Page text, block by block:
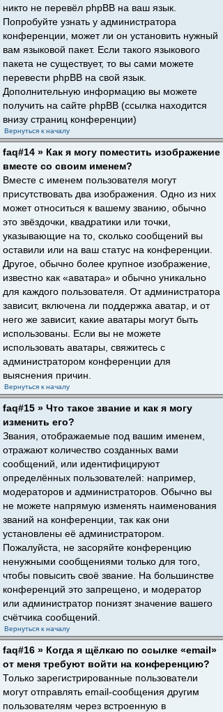
никто не перевёл phpBB на ваш язык.
Попробуйте узнать у администратора
конференции, может ли он установить нужный
вам языковой пакет. Если такого языкового
пакета не существует, то вы сами можете
перевести phpBB на свой язык.
Дополнительную информацию вы можете
получить на сайте phpBB (ссылка находится
внизу страниц конференции)
Вернуться к началу
faq#14 » Как я могу поместить изображение
вместе со своим именем?
Вместе с именем пользователя могут
присутствовать два изображения. Одно из них
может относиться к вашему званию, обычно
это звёздочки, квадратики или точки,
указывающие на то, сколько сообщений вы
оставили или на ваш статус на конференции.
Другое, обычно более крупное изображение,
известно как «аватара» и обычно уникально
для каждого пользователя. От администратора
зависит, включена ли поддержка аватар, и от
него же зависит, какие аватары могут быть
использованы. Если вы не можете
использовать аватары, свяжитесь с
администратором конференции для
выяснения причин.
Вернуться к началу
faq#15 » Что такое звание и как я могу
изменить его?
Звания, отображаемые под вашим именем,
отражают количество созданных вами
сообщений, или идентифицируют
определённых пользователей: например,
модераторов и администраторов. Обычно вы
не можете напрямую изменять наименования
званий на конференции, так как они
установлены её администратором.
Пожалуйста, не засоряйте конференцию
ненужными сообщениями только для того,
чтобы повысить своё звание. На большинстве
конференций это запрещено, и модератор
или администратор понизят значение вашего
счётчика сообщений.
Вернуться к началу
faq#16 » Когда я щёлкаю по ссылке «email»
от меня требуют войти на конференцию?
Только зарегистрированные пользователи
могут отправлять email-сообщения другим
пользователям через встроенную в